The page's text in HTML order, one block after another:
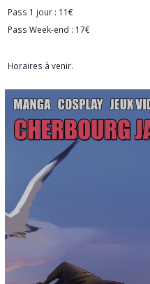
Pass 1 jour : 11€
Pass Week-end : 17€
Horaires à venir.